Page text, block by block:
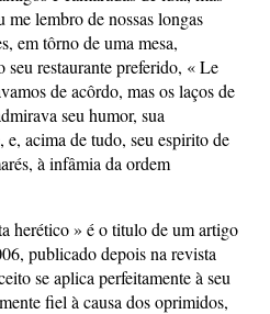
lembro de nossas longas
em tôrno de uma mesa,
seu restaurante preferido, « Le
de acôrdo, mas os laços de
seu humor, sua
acima de tudo, seu espirito de
à infâmia da ordem
herético » é o titulo de um artigo
publicado depois na revista
se aplica perfeitamente à seu
fiel à causa dos oprimidos,